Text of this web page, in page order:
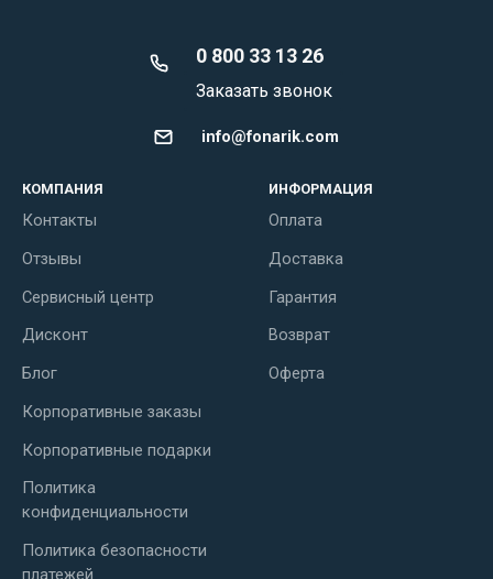
0 800 33 13 26
Заказать звонок
info@fonarik.com
КОМПАНИЯ
Контакты
Отзывы
Сервисный центр
Дисконт
Блог
Корпоративные заказы
Корпоративные подарки
Политика
конфиденциальности
Политика безопасности
платежей
ИНФОРМАЦИЯ
Оплата
Доставка
Гарантия
Возврат
Оферта